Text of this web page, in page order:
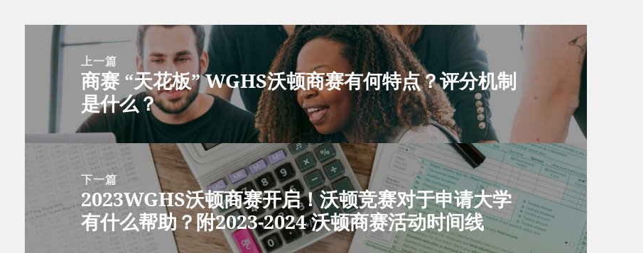
上一篇
上
篇
文
章：
商赛 “天花板” WGHS沃顿商赛有何特点？评分机制
是什么？
下一篇
下
篇
2023WGHS沃顿商赛开启！沃顿竞赛对于申请大学
有什么帮助？附2023-2024 沃顿商赛活动时间线